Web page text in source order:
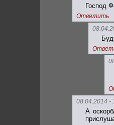
Господ
Ответить
08.04.2014 -
А